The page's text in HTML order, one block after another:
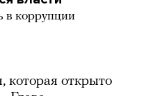
в коррупции
которая открыто